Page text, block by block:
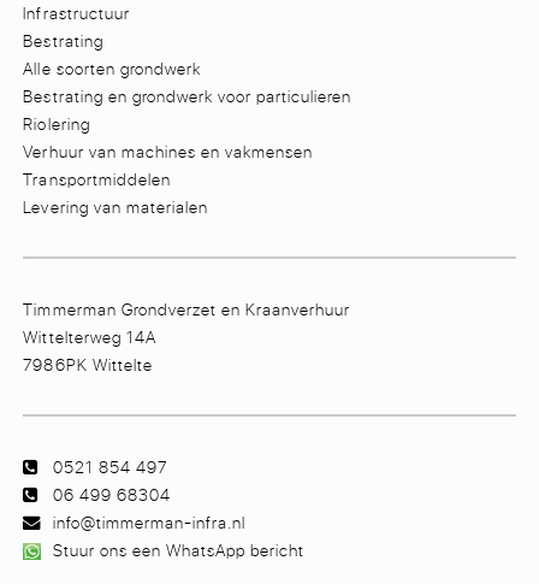
Infrastructuur
Bestrating
Alle soorten grondwerk
Bestrating en grondwerk voor particulieren
Riolering
Verhuur van machines en vakmensen
Transportmiddelen
Levering van materialen
Timmerman Grondverzet en Kraanverhuur
Wittelterweg 14A
7986PK Wittelte
0521 854 497
06 499 68304
info@timmerman-infra.nl
Stuur ons een WhatsApp bericht